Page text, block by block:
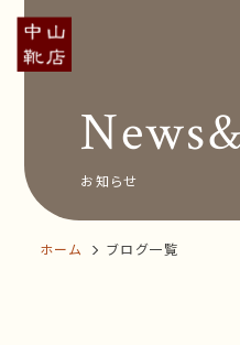
Insole
お知らせ
ホーム ブログ一覧